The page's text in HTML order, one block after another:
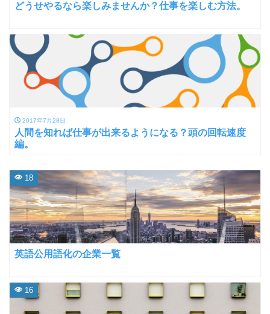
どうせやるなら楽しみませんか？仕事を楽しむ方法。
2017年7月28日
人間を知れば仕事が出来るようになる？頭の回転速度
編。
英語公用語化の企業一覧
18
16